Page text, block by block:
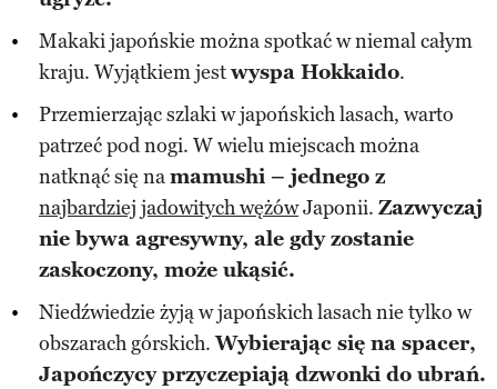
Makaki japońskie można spotkać w niemal całym
kraju. Wyjątkiem jestwyspa Hokkaido.
Przemierzając szlaki w japońskich lasach, warto
patrzeć pod nogi. W wielu miejscach można
natknąć się namamushi – jednego z
najbardziej jadowitych wężówJaponii. Zazwyczaj
nie bywa agresywny, ale gdy zostanie
zaskoczony, może ukąsić.
Niedźwiedzie żyją w japońskich lasach nie tylko w
obszarach górskich.Wybierając się na spacer,
Japończycy przyczepiają dzwonki do ubrań.